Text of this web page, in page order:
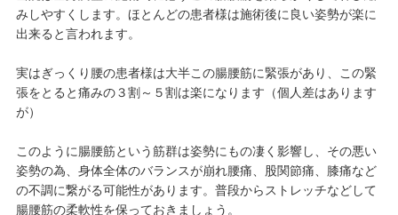
みしやすくします。ほとんどの患者様は施術後に良い姿勢が楽に
出来ると言われます。
実はぎっくり腰の患者様は大半この腸腰筋に緊張があり、この緊
張をとると痛みの３割～５割は楽になります（個人差はあります
が）
このように腸腰筋という筋群は姿勢にもの凄く影響し、その悪い
姿勢の為、身体全体のバランスが崩れ腰痛、股関節痛、膝痛など
の不調に繋がる可能性があります。普段からストレッチなどして
腸腰筋の柔軟性を保っておきましょう。